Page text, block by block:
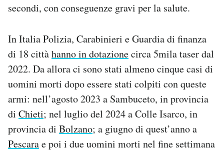
secondi, con conseguenze gravi per la salute.
In Italia Polizia, Carabinieri e Guardia di finanza
di 18 cittàhanno in dotazionecirca 5mila taser dal
2022. Da allora ci sono stati almeno cinque casi di
uomini morti dopo essere stati colpiti con queste
armi: nell’agosto 2023 a Sambuceto, in provincia
di Chieti; nel luglio del 2024 a Colle Isarco, in
provincia di Bolzano; a giugno di quest’anno a
Pescarae poi i due uomini morti nel fine settimana